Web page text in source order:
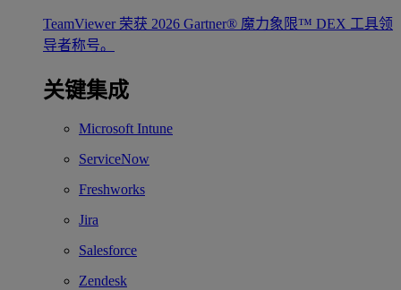
TeamViewer 荣获 2026 Gartner® 魔力象限™ DEX 工具领
导者称号。
关键集成
Microsoft Intune
ServiceNow
Freshworks
Jira
Salesforce
Zendesk